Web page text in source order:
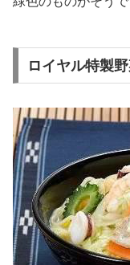
ロイヤル特製